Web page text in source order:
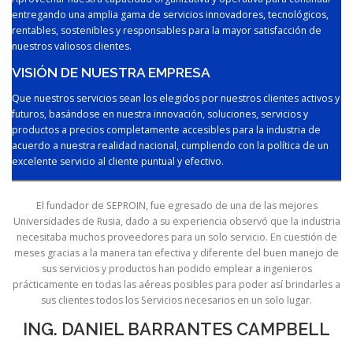
entregando una amplia gama de servicios innovadores, tecnológicos,
rentables, sostenibles y responsables para la mayor satisfacción de
nuestros valiosos clientes.
VISIÓN DE NUESTRA EMPRESA
Que nuestros servicios sean los elegidos por nuestros clientes activos y
futuros, basándose en nuestra innovación, soluciones, servicios y
productos a precios completamente accesibles para la industria de
acuerdo a nuestra realidad nacional, cumpliendo con la política de un
excelente servicio al cliente puntual y efectivo.
El fundador de SEPROIN, fue egresado de una de las mejores
Universidades de Rusia, dado a su experiencia observó que la industria
necesitaba muchos proveedores para un solo servicio. En cuestión de
meses gracias a la manera tan efectiva y diferente del buen manejo de
sus servicios y productos han podido emplear a ingenieros
prácticamente en todas las aéreas posibles para poder así brindarles a
sus clientes todos los Servicios necesarios en un solo lugar.
ING. DANIEL BARRANTES CAMPBELL